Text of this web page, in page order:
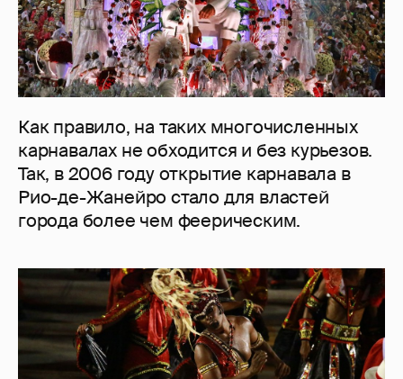
Как правило, на таких многочисленных
карнавалах не обходится и без курьезов.
Так, в 2006 году открытие карнавала в
Рио-де-Жанейро стало для властей
города более чем феерическим.